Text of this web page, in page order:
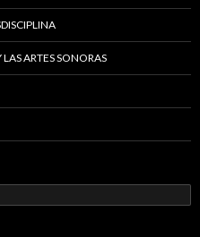
ARTES SONORAS